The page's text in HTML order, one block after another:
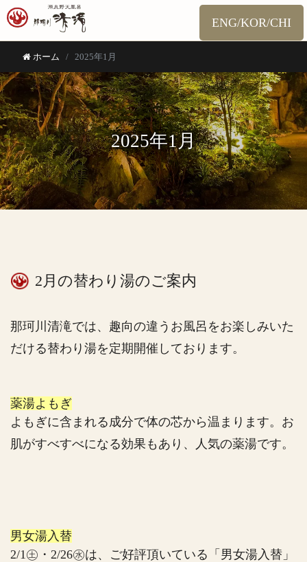
ENG/KOR/CHI
ホーム 2025年1月
2025年1月
2月の替わり湯のご案内
那珂川清滝では、趣向の違うお風呂をお楽しみいた
だける替わり湯を定期開催しております。
薬湯よもぎ
よもぎに含まれる成分で体の芯から温まります。お
肌がすべすべになる効果もあり、人気の薬湯です。
男女湯入替
2/1㊏・2/26㊌は、ご好評頂いている「男女湯入替」